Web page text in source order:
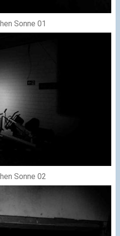
Sonne 01
Sonne 02